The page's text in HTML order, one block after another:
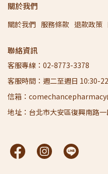
關於我們
關於我們 服務條款 退款政策
聯絡資訊
客服專線：02-8773-3378
客服時間：週二至週日 10:30-
信箱：
地址：台北市大安區復興南路